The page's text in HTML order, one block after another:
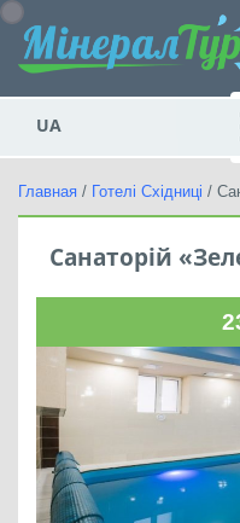
UA
Главная / Готелі Східниці /
Санаторій